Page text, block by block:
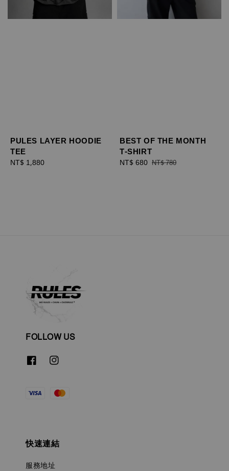
PULES LAYER HOODIE
TEE
Regular
NT$ 1,880
BEST OF THE MONTH
T-SHIRT
Sale
NT$ 680 Regular
NT$ 780
FOLLOW US
快速連結
服務地址